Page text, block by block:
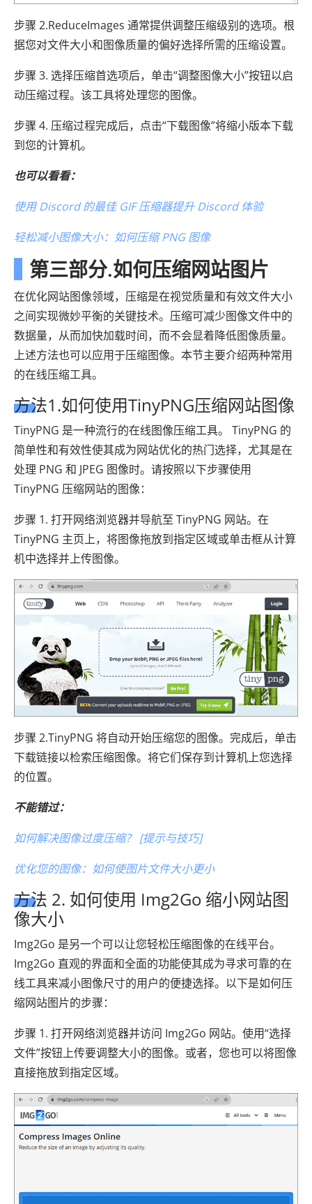
步骤 2.ReduceImages 通常提供调整压缩级别的选项。根
据您对文件大小和图像质量的偏好选择所需的压缩设置。
步骤 3. 选择压缩首选项后，单击“调整图像大小”按钮以启
动压缩过程。该工具将处理您的图像。
步骤 4. 压缩过程完成后，点击“下载图像”将缩小版本下载
到您的计算机。
也可以看看：
使用 Discord 的最佳 GIF 压缩器提升 Discord 体验
轻松减小图像大小：如何压缩 PNG 图像
第三部分.如何压缩网站图片
在优化网站图像领域，压缩是在视觉质量和有效文件大小
之间实现微妙平衡的关键技术。压缩可减少图像文件中的
数据量，从而加快加载时间，而不会显着降低图像质量。
上述方法也可以应用于压缩图像。本节主要介绍两种常用
的在线压缩工具。
方法1.如何使用TinyPNG压缩网站图像
TinyPNG 是一种流行的在线图像压缩工具。 TinyPNG 的
简单性和有效性使其成为网站优化的热门选择，尤其是在
处理 PNG 和 JPEG 图像时。请按照以下步骤使用
TinyPNG 压缩网站的图像：
步骤 1. 打开网络浏览器并导航至 TinyPNG 网站。在
TinyPNG 主页上，将图像拖放到指定区域或单击框从计算
机中选择并上传图像。
步骤 2.TinyPNG 将自动开始压缩您的图像。完成后，单击
下载链接以检索压缩图像。将它们保存到计算机上您选择
的位置。
不能错过：
如何解决图像过度压缩？ [提示与技巧]
优化您的图像：如何使图片文件大小更小
方法 2. 如何使用 Img2Go 缩小网站图
像大小
Img2Go 是另一个可以让您轻松压缩图像的在线平台。
Img2Go 直观的界面和全面的功能使其成为寻求可靠的在
线工具来减小图像尺寸的用户的便捷选择。以下是如何压
缩网站图片的步骤：
步骤 1. 打开网络浏览器并访问 Img2Go 网站。使用“选择
文件”按钮上传要调整大小的图像。或者，您也可以将图像
直接拖放到指定区域。